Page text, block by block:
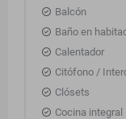
Balcón
Baño en
Calentador
Citófono /
Clósets
Cocina integral